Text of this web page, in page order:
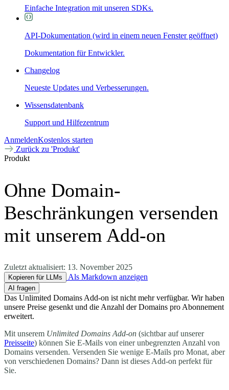
Einfache Integration mit unseren SDKs.
API-Dokumentation (wird in einem neuen Fenster geöffnet)
Dokumentation für Entwickler.
Changelog
Neueste Updates und Verbesserungen.
Wissensdatenbank
Support und Hilfezentrum
AnmeldenKostenlos starten
Zurück zu 'Produkt'
Produkt
Ohne Domain-
Beschränkungen versenden
mit unserem Add-on
Zuletzt aktualisiert: 13. November 2025
Kopieren für LLMs Als Markdown anzeigen
AI fragen
Das Unlimited Domains Add-on ist nicht mehr verfügbar. Wir haben
unsere Preise gesenkt und die Anzahl der Domains pro Abonnement
erweitert.
Mit unserem Unlimited Domains Add-on (sichtbar auf unserer
Preisseite) können Sie E-Mails von einer unbegrenzten Anzahl von
Domains versenden. Versenden Sie wenige E-Mails pro Monat, aber
von verschiedenen Domains? Dann ist dieses Add-on perfekt für
Sie.